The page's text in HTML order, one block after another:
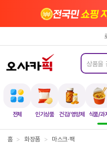
전체 인기상품 건강/영양제 식품/과
전국민쇼핑
홈 > 화장품 > 마스크·팩